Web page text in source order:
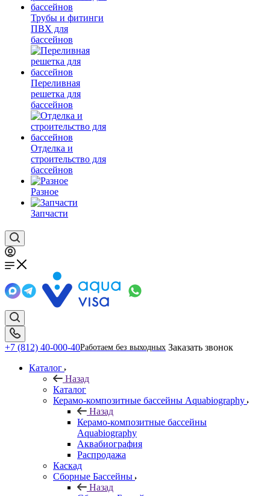
Трубы и фитинги
ПВХ для
бассейнов
Переливная
решетка для
бассейнов
Отделка и
строительство для
бассейнов
Разное
Запчасти
+7 (812) 40-000-40Работаем без выходных Заказать звонок
Каталог
Назад
Каталог
Керамо-композитные бассейны Aquabiography
Назад
Керамо-композитные бассейны
Aquabiography
Аквабиография
Распродажа
Каскад
Сборные Бассейны
Назад